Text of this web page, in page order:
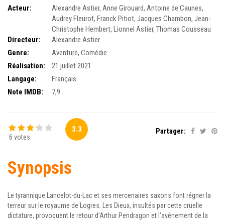
Acteur: Alexandre Astier, Anne Girouard, Antoine de Caunes,
Audrey Fleurot, Franck Pitiot, Jacques Chambon, Jean-
Christophe Hembert, Lionnel Astier, Thomas Cousseau
Directeur:
Alexandre Astier
Genre:
Aventure, Comédie
Réalisation:
21 juillet 2021
Langage:
Français
Note IMDB:
7,9
6 votes
3.3 Partager:
Synopsis
Le tyrannique Lancelot-du-Lac et ses mercenaires saxons font régner la
terreur sur le royaume de Logres. Les Dieux, insultés par cette cruelle
dictature, provoquent le retour d’Arthur Pendragon et l’avènement de la